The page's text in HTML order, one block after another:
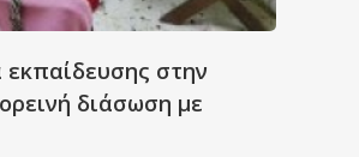
εκπαίδευσης στην
διάσωση με